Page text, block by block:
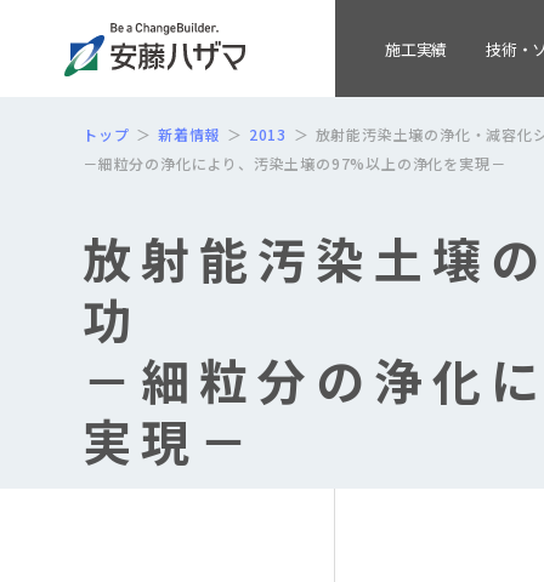
施工実績 技術・
トップ 新着情報 2013
放射能汚染土壌の浄化・減容化
－細粒分の浄化により、汚染土壌の97%以上の浄化を実現－
放射能汚染土壌
功
－細粒分の浄化
実現－